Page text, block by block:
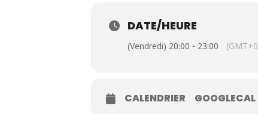
DATE/HEURE
(Vendredi) 20:00 - 23:00
CALENDRIER GOOGLECAL